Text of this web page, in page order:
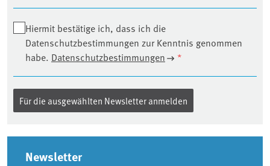
Hiermit bestätige ich, dass ich die
Datenschutzbestimmungen zur Kenntnis genommen
habe. Datenschutzbestimmungen *
Seitenleiste
Newsletter